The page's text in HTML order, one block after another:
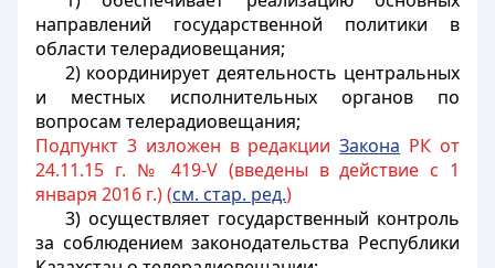
направлений государственной политики в
области телерадиовещания;
2) координирует деятельность центральных
и местных исполнительных органов по
вопросам телерадиовещания;
Подпункт 3 изложен в редакцииЗакона РК от
24.11.15 г. № 419-V (введены в действие с 1
января 2016 г.) (см. стар. ред.)
3) осуществляет государственный контроль
за соблюдением законодательства Республики